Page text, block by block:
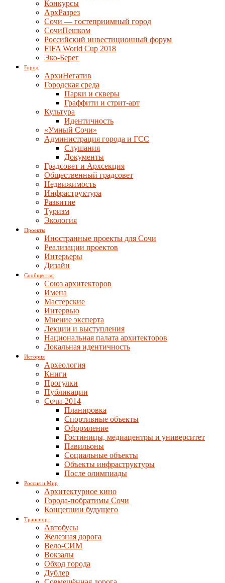
Конкурсы
АрхРазрез
Сочи — гостеприимный город
СочиПешком
Российский инвестиционный форум
FIFA World Cup 2018
Эко-Берег
Город
АрхиНегатив
Городская среда
Парки и скверы
Граффити и стрит-арт
Культура
Идентичность
«Умный Сочи»
Администрация города и ГСС
Слушания
Документы
Градсовет и Архсекция
Общественный градсовет
Недвижимость
Инфраструктура
Развитие
Туризм
Экология
Проекты
Иностранные проекты для Сочи
Реализации проектов
Интерьеры
Дизайн
Сообщество
Союз архитекторов
Имена
Мастерские
Интервью
Мнение эксперта
Лекции и выступления
Национальная палата архитекторов
Локальная идентичность
История
Археология
Книги
Прогулки
Публикации
Сочи-2014
Планировка
Спортивные объекты
Оформление
Гостиницы, медиацентры и университет
Павильоны
Социальные объекты
Объекты инфраструктуры
После олимпиады
Россия и Мир
Архитектурное кино
Города-побратимы Сочи
Концепции будущего
Транспорт
Автобусы
Железная дорога
Вело-СИМ
Вокзалы
Обход города
Дублер